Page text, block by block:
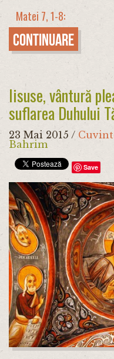
Matei 7, 1-8:
Continuare
Iisuse, vântură
suflarea Duhului
23 Mai 2015 /
Bahrim
Save